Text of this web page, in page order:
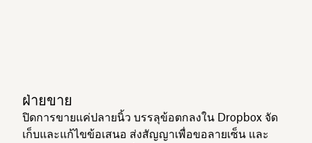
ฝ่ายขาย
ปิดการขายแค่ปลายนิ้ว บรรลุข้อตกลงใน Dropbox จัด
เก็บและแก้ไขข้อเสนอ ส่งสัญญาเพื่อขอลายเซ็น และ